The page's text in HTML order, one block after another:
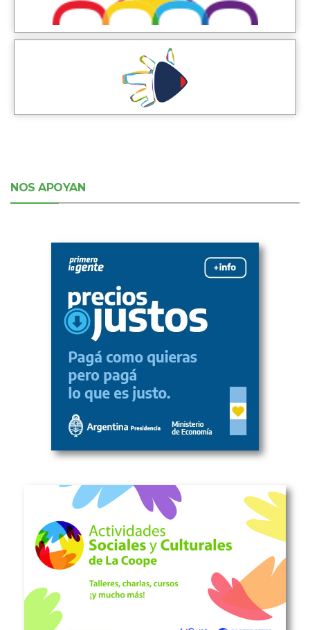
NOS APOYAN